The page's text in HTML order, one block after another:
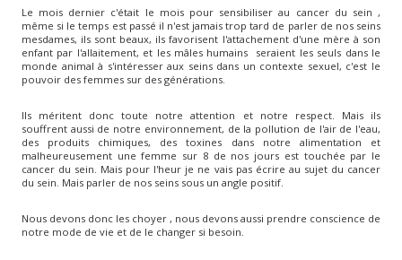
Le mois dernier c'était le mois pour sensibiliser au cancer du sein ,
même si le temps est passé il n'est jamais trop tard de parler de nos seins
mesdames, ils sont beaux, ils favorisent l'attachement d'une mère à son
enfant par l'allaitement, et les mâles humains seraient les seuls dans le
monde animal à s'intéresser aux seins dans un contexte sexuel, c'est le
pouvoir des femmes sur des générations.
Ils méritent donc toute notre attention et notre respect. Mais ils
souffrent aussi de notre environnement, de la pollution de l'air de l'eau,
des produits chimiques, des toxines dans notre alimentation et
malheureusement une femme sur 8 de nos jours est touchée par le
cancer du sein. Mais pour l'heur je ne vais pas écrire au sujet du cancer
du sein. Mais parler de nos seins sous un angle positif.
Nous devons donc les choyer , nous devons aussi prendre conscience de
notre mode de vie et de le changer si besoin.